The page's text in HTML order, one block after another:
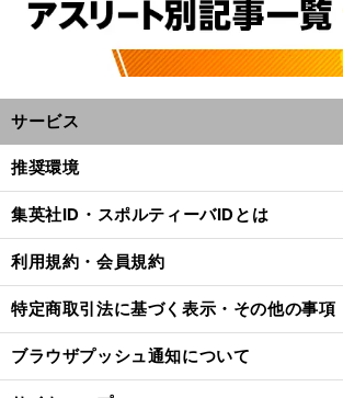
サービス
推奨環境
集英社ID・スポルティーバIDとは
利用規約・会員規約
特定商取引法に基づく表示・その他の事項
ブラウザプッシュ通知について